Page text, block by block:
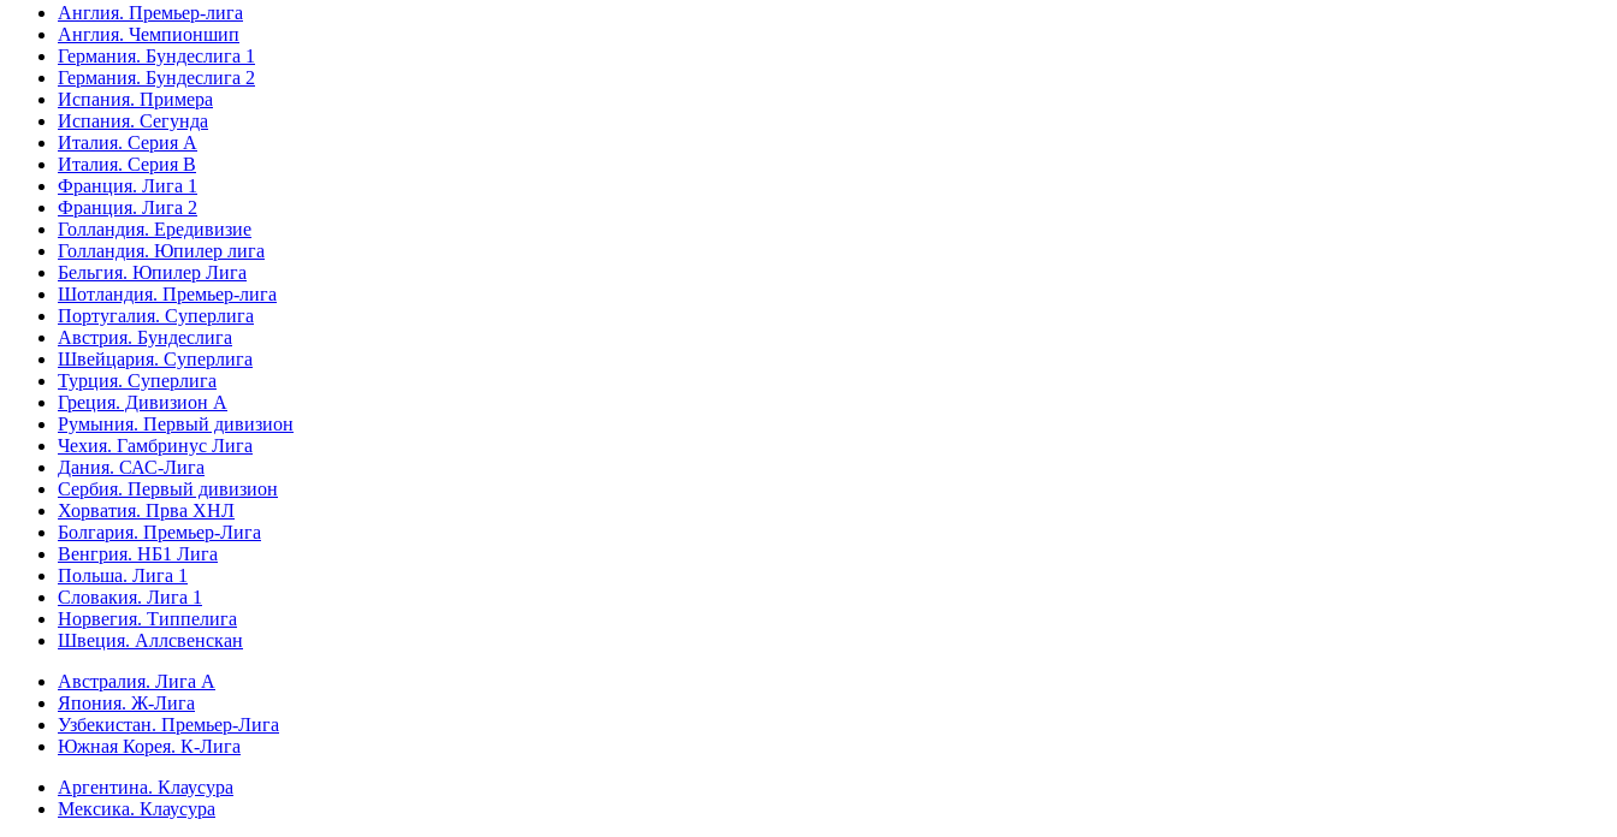
Англия. Премьер-лига
Англия. Чемпионшип
Германия. Бундеслига 1
Германия. Бундеслига 2
Испания. Примера
Испания. Сегунда
Италия. Серия А
Италия. Серия B
Франция. Лига 1
Франция. Лига 2
Голландия. Ередивизие
Голландия. Юпилер лига
Бельгия. Юпилер Лига
Шотландия. Премьер-лига
Португалия. Суперлига
Австрия. Бундеслига
Швейцария. Суперлига
Турция. Суперлига
Греция. Дивизион А
Румыния. Первый дивизион
Чехия. Гамбринус Лига
Дания. САС-Лига
Сербия. Первый дивизион
Хорватия. Прва ХНЛ
Болгария. Премьер-Лига
Венгрия. НБ1 Лига
Польша. Лига 1
Словакия. Лига 1
Норвегия. Типпелига
Швеция. Аллсвенскан
Австралия. Лига А
Япония. Ж-Лига
Узбекистан. Премьер-Лига
Южная Корея. К-Лига
Аргентина. Клаусура
Мексика. Клаусура